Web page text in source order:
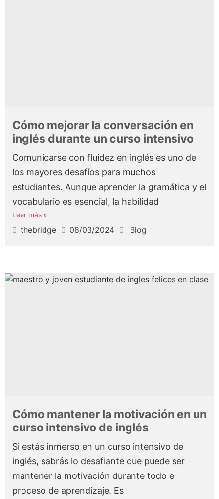
Cómo mejorar la conversación en
inglés durante un curso intensivo
Comunicarse con fluidez en inglés es uno de
los mayores desafíos para muchos
estudiantes. Aunque aprender la gramática y el
vocabulario es esencial, la habilidad
Leer más »
thebridge 08/03/2024 Blog
Cómo mantener la motivación en un
curso intensivo de inglés
Si estás inmerso en un curso intensivo de
inglés, sabrás lo desafiante que puede ser
mantener la motivación durante todo el
proceso de aprendizaje. Es